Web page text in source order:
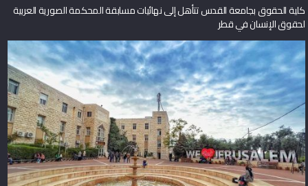
كلية الحقوق بجامعة القدس تتأهل إلى نهائيات مسابقة المحكمة الصورية العربية
لحقوق الإنسان في قطر